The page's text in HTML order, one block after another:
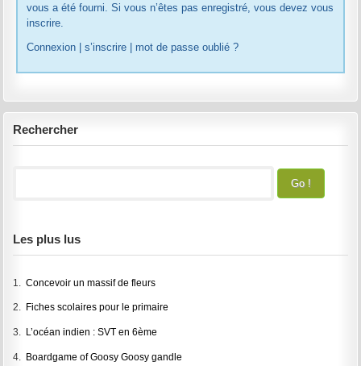
vous a été fourni. Si vous n’êtes pas enregistré, vous devez vous
inscrire.
Connexion
s’inscrire mot de passe oublié ?
Rechercher
Les plus lus
1.Concevoir un massif de fleurs
2. Fiches scolaires pour le primaire
3. L’océan indien : SVT en 6ème
4. Boardgame of Goosy Goosy gandle